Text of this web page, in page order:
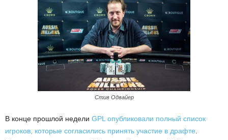
Стив Одвайер
В конце прошлой недели GPL опубликовали полный список
игроков, которые согласились принять участие в драфте.